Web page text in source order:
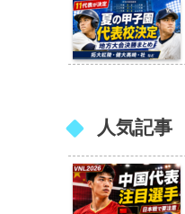
人気記事